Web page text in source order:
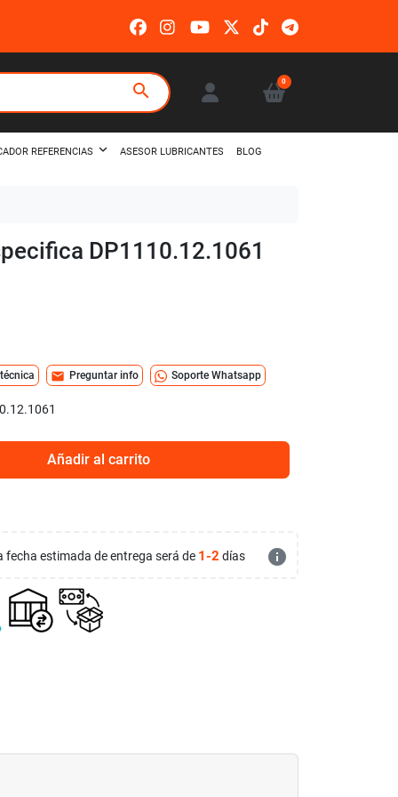
search 0
REFERENCIAS ASESOR LUBRICANTES BLOG
DP1110.12.1061
mail Preguntar info Soporte Whatsapp
Añadir al carrito
fecha estimada de entrega será de 1-2 días info